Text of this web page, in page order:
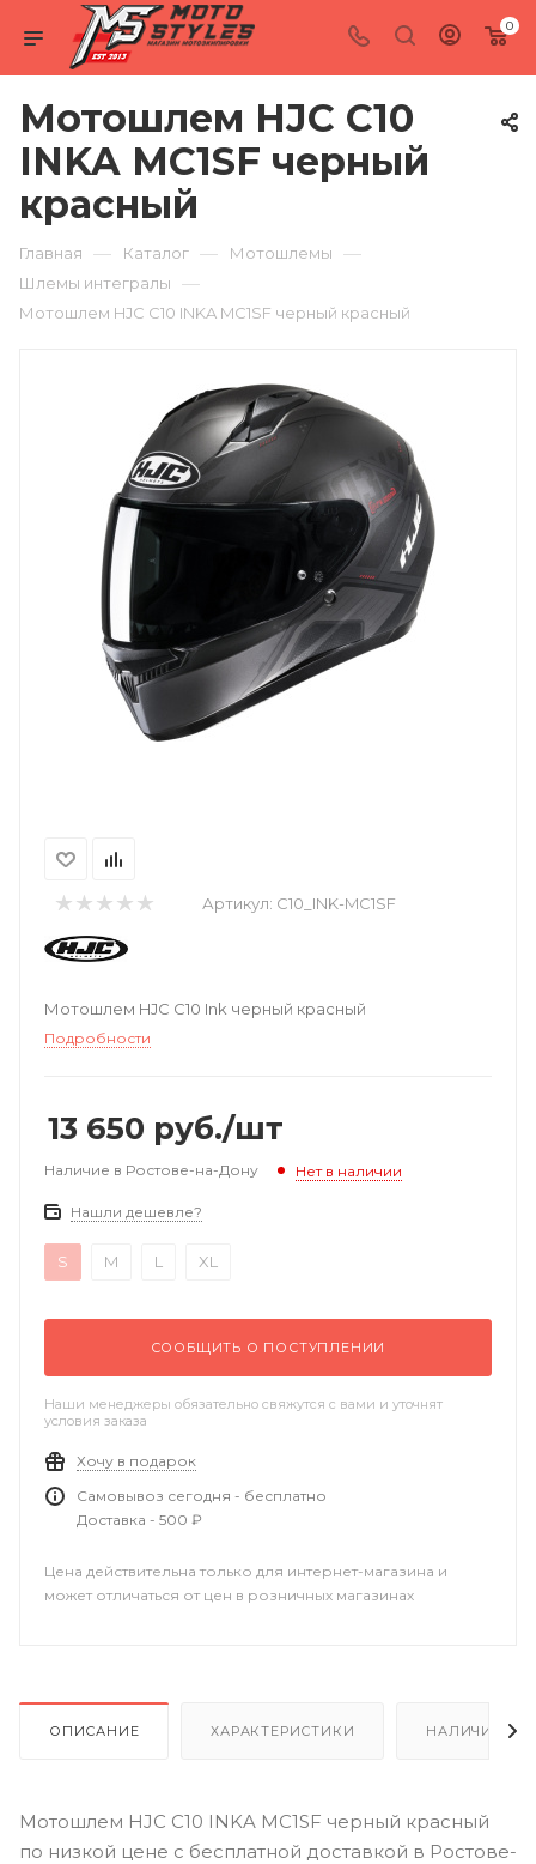
0
Мотошлем HJC C10
INKA MC1SF черный
красный
Главная — Каталог — Мотошлемы —
Шлемы интегралы —
Мотошлем HJC C10 INKA MC1SF черный красный
Артикул: C10_INK-MC1SF
Мотошлем HJC C10 Ink черный красный
Подробности
13 650 руб./шт
Наличие в Ростове-на-Дону Нет в наличии
Нашли дешевле?
S M L XL
СООБЩИТЬ О ПОСТУПЛЕНИИ
Наши менеджеры обязательно свяжутся с вами и уточнят
условия заказа
Хочу в подарок
Самовывоз сегодня - бесплатно
Доставка - 500 ₽
Цена действительна только для интернет-магазина и
может отличаться от цен в розничных магазинах
ОПИСАНИЕ ХАРАКТЕРИСТИКИ НАЛИЧИЕ В
Мотошлем HJC C10 INKA MC1SF черный красный
по низкой цене с бесплатной доставкой в Ростове-